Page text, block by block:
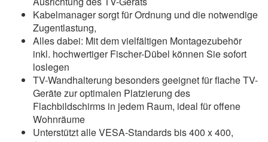
Kabelmanager sorgt für Ordnung und die notwendige
Zugentlastung,
Alles dabei: Mit dem vielfältigen Montagezubehör
inkl. hochwertiger Fischer-Dübel können Sie sofort
loslegen
TV-Wandhalterung besonders geeignet für flache TV-
Geräte zur optimalen Platzierung des
Flachbildschirms in jedem Raum, ideal für offene
Wohnräume
Unterstützt alle VESA-Standards bis 400 x 400,